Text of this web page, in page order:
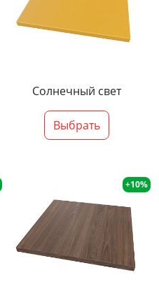
Солнечный свет
Выбрать
+10%